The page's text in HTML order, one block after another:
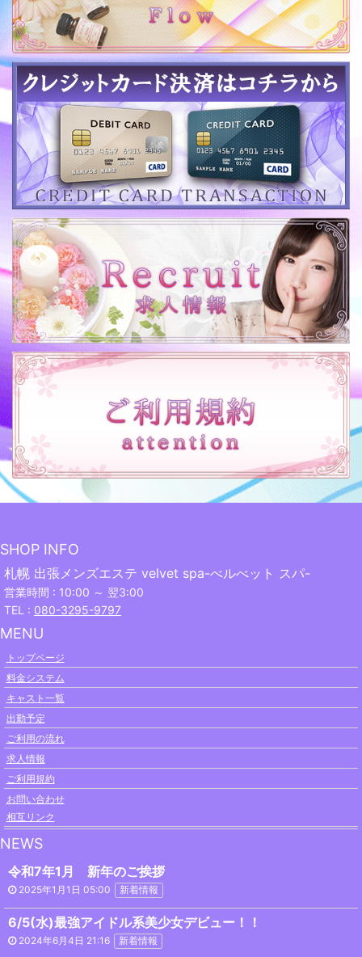
SHOP INFO
札幌 出張メンズエステ velvet spa-べルべット スパ-
営業時間 : 10:00 ～ 翌3:00
TEL : 080-3295-9797
MENU
トップページ
料金システム
キャスト一覧
出勤予定
ご利用の流れ
求人情報
ご利用規約
お問い合わせ
相互リンク
NEWS
令和7年1月 新年のご挨拶
2025年1月1日 05:00 新着情報
6/5(水)最強アイドル系美少女デビュー！！
2024年6月4日 21:16 新着情報